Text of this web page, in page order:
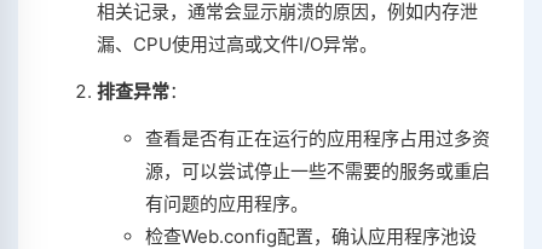
相关记录，通常会显示崩溃的原因，例如内存泄
漏、CPU使用过高或文件I/O异常。
排查异常：
查看是否有正在运行的应用程序占用过多资
源，可以尝试停止一些不需要的服务或重启
有问题的应用程序。
检查Web.config配置，确认应用程序池设